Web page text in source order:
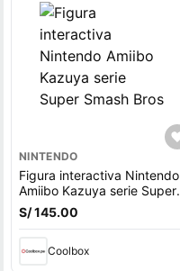
NINTENDO
Figura interactiva Nintendo
Amiibo Kazuya serie Super
Smash Bros
S/ 145.00
Coolbox